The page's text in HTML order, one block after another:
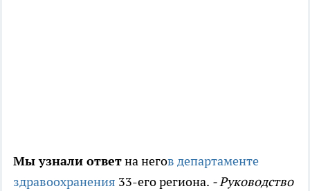
Мы узнали ответна негов департаменте
здравоохранения 33-его региона. - Руководство